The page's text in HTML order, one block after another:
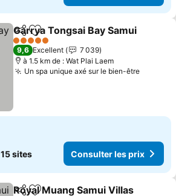
PartagerAjouter à mes favoris
Garrya Tongsai Bay Samui
5 Étoiles
9,6 Excellent
7 039
à 1.5 km de : Wat Plai Laem
Un spa unique axé sur le bien-être
15 sites Consulter les prix
Royal Muang Samui Villas